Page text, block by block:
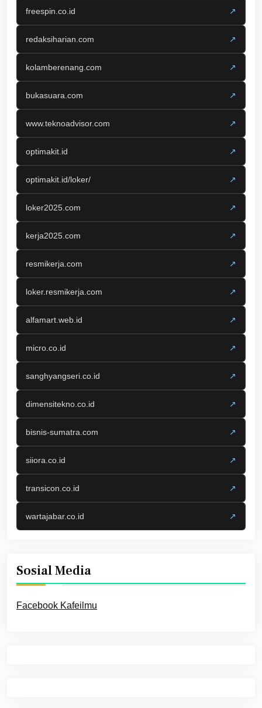
freespin.co.id ↗
redaksiharian.com ↗
kolamberenang.com ↗
bukasuara.com ↗
www.teknoadvisor.com ↗
optimakit.id ↗
optimakit.id/loker/ ↗
loker2025.com ↗
kerja2025.com ↗
resmikerja.com ↗
loker.resmikerja.com ↗
alfamart.web.id ↗
micro.co.id ↗
sanghyangseri.co.id ↗
dimensitekno.co.id ↗
bisnis-sumatra.com ↗
siiora.co.id ↗
transicon.co.id ↗
wartajabar.co.id ↗
Sosial Media
Facebook Kafeilmu